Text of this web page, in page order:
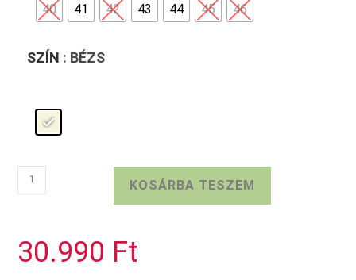
40 41 42 43 44 45 46
SZÍN : BÉZS
Bézs
BUGATTI
KOSÁRBA TESZEM
30.990 Ft